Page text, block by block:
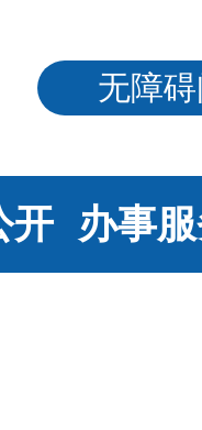
无障
开 办事